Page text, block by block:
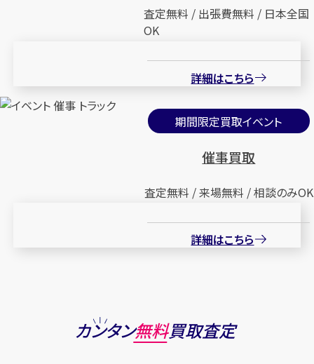
査定無料 / 出張費無料 / 日本全国
OK
詳細はこちら
期間限定買取イベント
催事買取
査定無料 / 来場無料 / 相談のみOK
詳細はこちら
カンタン無料買取査定